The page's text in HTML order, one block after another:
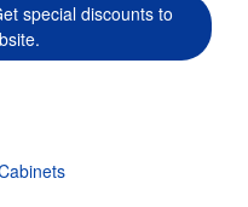
special discounts to